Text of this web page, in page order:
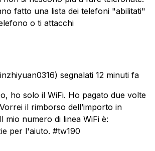
fatto una lista dei telefoni "abilitati"
o ti attacchi
segnalati 12 minuti fa
ho solo il WiFi. Ho pagato due volte
il rimborso dell’importo in
mio numero di linea WiFi è:
per l'aiuto. #tw190